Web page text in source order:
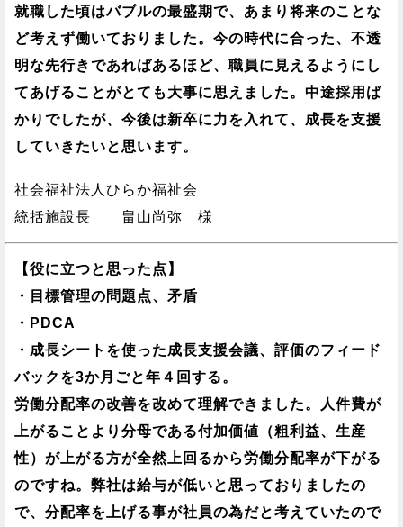
就職した頃はバブルの最盛期で、あまり将来のことな
ど考えず働いておりました。今の時代に合った、不透
明な先行きであればあるほど、職員に見えるようにし
てあげることがとても大事に思えました。中途採用ば
かりでしたが、今後は新卒に力を入れて、成長を支援
していきたいと思います。
社会福祉法人ひらか福祉会
統括施設長 畠山尚弥 様
【役に立つと思った点】
・目標管理の問題点、矛盾
・PDCA
・成長シートを使った成長支援会議、評価のフィード
バックを3か月ごと年４回する。
労働分配率の改善を改めて理解できました。人件費が
上がることより分母である付加価値（粗利益、生産
性）が上がる方が全然上回るから労働分配率が下がる
のですね。弊社は給与が低いと思っておりましたの
で、分配率を上げる事が社員の為だと考えていたので